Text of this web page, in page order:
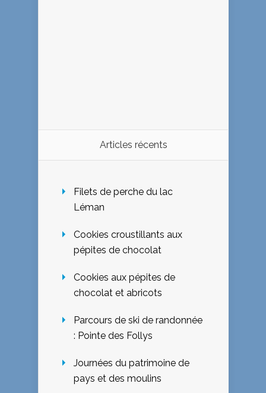
Articles récents
Filets de perche du lac
Léman
Cookies croustillants aux
pépites de chocolat
Cookies aux pépites de
chocolat et abricots
Parcours de ski de randonnée
: Pointe des Follys
Journées du patrimoine de
pays et des moulins